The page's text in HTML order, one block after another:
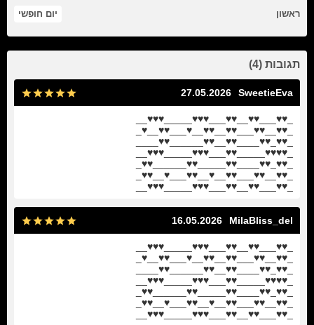
ראשון יום חופשי
תגובות (4)
SweetieEva
27.05.2026
_♥♥___♥♥__♥♥___♥♥♥_____♥♥♥__
_♥♥__♥♥___♥♥__♥♥__♥___♥♥__♥_
_♥♥_♥♥____♥♥__♥♥______♥♥____
_♥♥♥♥_____♥♥___♥♥♥_____♥♥♥__
_♥♥_♥♥____♥♥_____♥♥______♥♥_
_♥♥__♥♥___♥♥__♥__♥♥___♥__♥♥_
_♥♥___♥♥__♥♥___♥♥♥_____♥♥♥__
MilaBliss_del
16.05.2026
_♥♥___♥♥__♥♥___♥♥♥_____♥♥♥__
_♥♥__♥♥___♥♥__♥♥__♥___♥♥__♥_
_♥♥_♥♥____♥♥__♥♥______♥♥____
_♥♥♥♥_____♥♥___♥♥♥_____♥♥♥__
_♥♥_♥♥____♥♥_____♥♥______♥♥_
_♥♥__♥♥___♥♥__♥__♥♥___♥__♥♥_
_♥♥___♥♥__♥♥___♥♥♥_____♥♥♥__